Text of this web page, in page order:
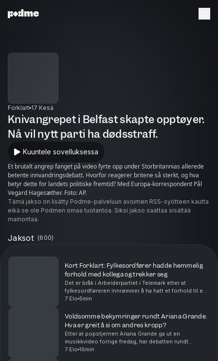
Forklart 17 Kesä
Knivangrepet i Belfast skapte opptøyer.
Nå vil nytt parti ha dødsstraff.
Kuuntele sovelluksessa
Et brutalt angrep fanget på video fyrte opp under Storbritannias allerede
betente innvandringsdebatt. Hvorfor reagerer britene så sterkt, og hva
betyr dette for landets politiske fremtid? Med Europa-korrespondent Pål
Vegard Hagesæther. Foto: AP.
Tämä jakso on lisätty Podme-palveluun avoimen RSS-syötteen kautta
eikä se ole Podmen omaa tuotantoa. Siksi jakso saattaa sisältää
mainontaa.
Jaksot (600)
Kort Forklart: Fylkesordfører hadde hemmelig
forhold med kollega og trekker seg
Det er bråk i Arbeiderpartiet i Telemark etter at
fylkesordføreren innrømmer å ha hatt et forhold til en
kollega. Partiet beskriver saken som alvorlig. Vi
7 Elo 5min
Voldsomme bekymringer rundt Ariana Grande.
Hva er greit å si om andres kropp?
Etter at popstjernen Ariana Grande ga ut en
musikkvideo forrige fredag, har debatten rundt
kroppen hennes rast. Bekymrede fans verden over
7 Elo 16min